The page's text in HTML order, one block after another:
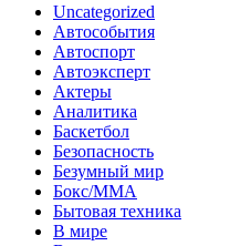
Uncategorized
Автособытия
Автоспорт
Автоэксперт
Актеры
Аналитика
Баскетбол
Безопасность
Безумный мир
Бокс/MMA
Бытовая техника
В мире